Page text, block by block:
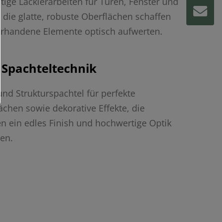
die glatte, robuste Oberflächen schaffen
Elemente optisch aufwerten.
Spachteltechnik
und Strukturspachtel für perfekte
sowie dekorative Effekte, die
ein edles Finish und hochwertige Optik